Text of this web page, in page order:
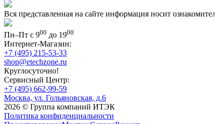
Вся представленная на сайте информация носит
Пн–Пт с 900 до 1900
Интернет-Магазин:
+7 (495) 215-53-33
shop@etechzone.ru
Круглосуточно!
Сервисный Центр:
+7 (495) 662-99-59
Москва, ул. Гольяновская, д.6
2026 © Группа компаний ИТЭК
Политика конфиденциальности